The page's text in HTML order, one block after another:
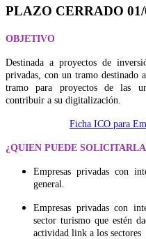
PLAZO CERRADO 01/
OBJETIVO
Destinada a proyectos de
privadas, con un tramo destinado
tramo para proyectos de las
contribuir a su digitalización.
Ficha ICO para
¿QUIEN PUEDE
Empresas privadas con
general.
Empresas privadas con
sector turismo que estén
actividad link a los sectores